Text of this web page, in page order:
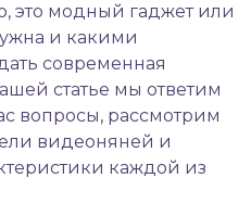
, это модный гаджет или
и какими
современная
статье мы ответим
вопросы, рассмотрим
видеоняней и
каждой из